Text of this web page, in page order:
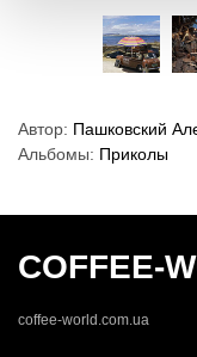
Автор: Пашковский
Альбомы: Приколы
COFFEE-
coffee-world.com.ua